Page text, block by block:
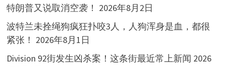
特朗普又说取消空袭！ 2026年8月2日
波特兰未拴绳狗疯狂扑咬3人，人狗浑身是血，都很
紧张！ 2026年8月1日
Division 92街发生凶杀案！这条街最近常上新闻 2026